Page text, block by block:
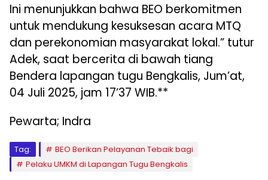
Ini menunjukkan bahwa BEO berkomitmen
untuk mendukung kesuksesan acara MTQ
dan perekonomian masyarakat lokal.” tutur
Adek, saat bercerita di bawah tiang
Bendera lapangan tugu Bengkalis, Jum’at,
04 Juli 2025, jam 17’37 WIB.**
Pewarta; Indra
Tag:
BEO Berikan Pelayanan Tebaik bagi
Pelaku UMKM di Lapangan Tugu Bengkalis